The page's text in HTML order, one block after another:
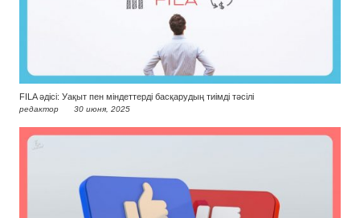
FILA әдісі: Уақыт пен міндеттерді басқарудың тиімді тәсілі
редактор 30 июня, 2025